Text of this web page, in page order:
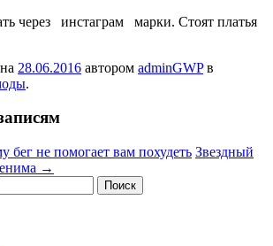
через инстаграм марки. Стоят платья
28.06.2016 автором adminGWPв
.
бег не помогает вам похудеть Звездный
→